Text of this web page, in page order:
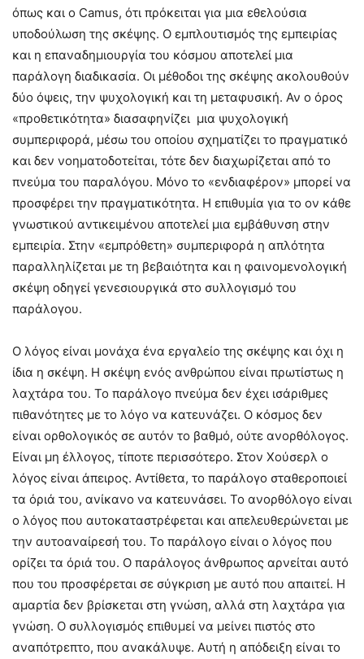
όπως και ο Camus, ότι πρόκειται για μια εθελούσια
υποδούλωση της σκέψης. Ο εμπλουτισμός της εμπειρίας
και η επαναδημιουργία του κόσμου αποτελεί μια
παράλογη διαδικασία. Οι μέθοδοι της σκέψης ακολουθούν
δύο όψεις, την ψυχολογική και τη μεταφυσική. Αν ο όρος
«προθετικότητα» διασαφηνίζει μια ψυχολογική
συμπεριφορά, μέσω του οποίου σχηματίζει το πραγματικό
και δεν νοηματοδοτείται, τότε δεν διαχωρίζεται από το
πνεύμα του παραλόγου. Μόνο το «ενδιαφέρον» μπορεί να
προσφέρει την πραγματικότητα. Η επιθυμία για το ον κάθε
γνωστικού αντικειμένου αποτελεί μια εμβάθυνση στην
εμπειρία. Στην «εμπρόθετη» συμπεριφορά η απλότητα
παραλληλίζεται με τη βεβαιότητα και η φαινομενολογική
σκέψη οδηγεί γενεσιουργικά στο συλλογισμό του
παράλογου.
Ο λόγος είναι μονάχα ένα εργαλείο της σκέψης και όχι η
ίδια η σκέψη. Η σκέψη ενός ανθρώπου είναι πρωτίστως η
λαχτάρα του. Το παράλογο πνεύμα δεν έχει ισάριθμες
πιθανότητες με το λόγο να κατευνάζει. Ο κόσμος δεν
είναι ορθολογικός σε αυτόν το βαθμό, ούτε ανορθόλογος.
Είναι μη έλλογος, τίποτε περισσότερο. Στον Χούσερλ ο
λόγος είναι άπειρος. Αντίθετα, το παράλογο σταθεροποιεί
τα όριά του, ανίκανο να κατευνάσει. Το ανορθόλογο είναι
ο λόγος που αυτοκαταστρέφεται και απελευθερώνεται με
την αυτοαναίρεσή του. Το παράλογο είναι ο λόγος που
ορίζει τα όριά του. Ο παράλογος άνθρωπος αρνείται αυτό
που του προσφέρεται σε σύγκριση με αυτό που απαιτεί. Η
αμαρτία δεν βρίσκεται στη γνώση, αλλά στη λαχτάρα για
γνώση. Ο συλλογισμός επιθυμεί να μείνει πιστός στο
αναπότρεπτο, που ανακάλυψε. Αυτή η απόδειξη είναι το